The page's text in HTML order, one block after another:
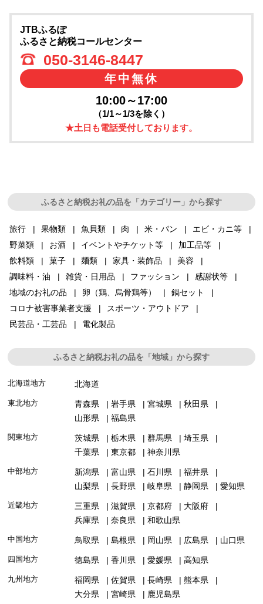
JTBふるぽ
ふるさと納税コールセンター
050-3146-8447
年中無休
10:00～17:00
（1/1～1/3を除く）
★土日も電話受付しております。
ふるさと納税お礼の品を「カテゴリー」から探す
旅行 果物類 魚貝類 肉 米・パン
エビ・カニ等
野菜類
お酒 イベントやチケット等
加工品等
飲料類
菓子 麺類 家具・装飾品
美容
調味料・油
雑貨・日用品 ファッション
感謝状等
地域のお礼の品
卵（鶏、烏骨鶏等）
鍋セット
コロナ被害事業者支援
スポーツ・アウトドア
民芸品・工芸品
電化製品
ふるさと納税お礼の品を「地域」から探す
北海道地方 北海道
東北地方 青森県 岩手県 宮城県
秋田県
山形県
福島県
関東地方 茨城県 栃木県 群馬県
埼玉県
千葉県
東京都 神奈川県
中部地方 新潟県 富山県 石川県
福井県
山梨県
長野県 岐阜県 静岡県 愛知県
近畿地方 三重県 滋賀県 京都府
大阪府
兵庫県
奈良県 和歌山県
中国地方 鳥取県 島根県 岡山県 広島県 山口県
四国地方 徳島県 香川県 愛媛県 高知県
九州地方 福岡県 佐賀県 長崎県
熊本県
大分県
宮崎県 鹿児島県